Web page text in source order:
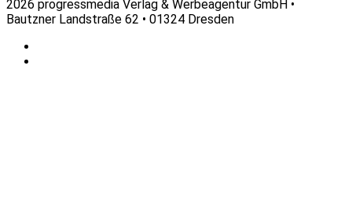
2026 progressmedia Verlag & Werbeagentur GmbH •
Bautzner Landstraße 62 • 01324 Dresden